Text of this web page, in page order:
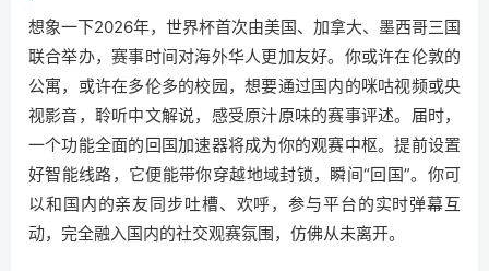
想象一下2026年，世界杯首次由美国、加拿大、墨西哥三国
联合举办，赛事时间对海外华人更加友好。你或许在伦敦的
公寓，或许在多伦多的校园，想要通过国内的咪咕视频或央
视影音，聆听中文解说，感受原汁原味的赛事评述。届时，
一个功能全面的回国加速器将成为你的观赛中枢。提前设置
好智能线路，它便能带你穿越地域封锁，瞬间“回国”。你可
以和国内的亲友同步吐槽、欢呼，参与平台的实时弹幕互
动，完全融入国内的社交观赛氛围，仿佛从未离开。